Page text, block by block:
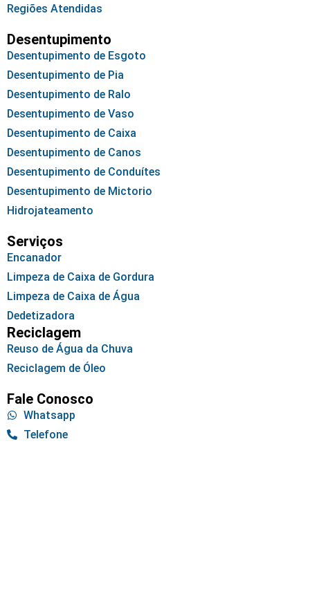
Regiões Atendidas
Desentupimento
Desentupimento de Esgoto
Desentupimento de Pia
Desentupimento de Ralo
Desentupimento de Vaso
Desentupimento de Caixa
Desentupimento de Canos
Desentupimento de Conduítes
Desentupimento de Mictorio
Hidrojateamento
Serviços
Encanador
Limpeza de Caixa de Gordura
Limpeza de Caixa de Água
Dedetizadora
Reciclagem
Reuso de Água da Chuva
Reciclagem de Óleo
Fale Conosco
Whatsapp
Telefone